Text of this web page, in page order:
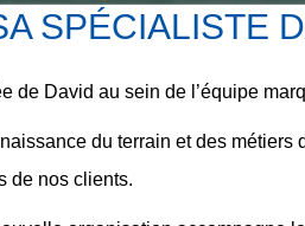
SPÉCIALISTE
de David au sein de l’équipe
du terrain et des
de nos clients.